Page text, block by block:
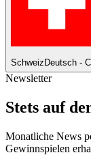
Schweiz Deutsch -
Newsletter
Stets auf
Monatliche News
Gewinnspielen